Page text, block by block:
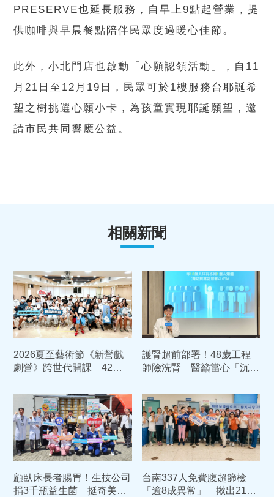
PRESERVE也延長服務，自早上9點起營業，提
供咖啡與早晨餐點陪伴民眾度過暖心佳節。
此外，小北門店也啟動「心願認領活動」，自11
月21日至12月19日，民眾可於1樓服務台耶誕希
望之樹挑選心願小卡，為孩童實現耶誕願望，邀
請市民共同響應公益。
相關新聞
2026夏至藝術節《新營戲
劇營》跨世代開課 42位
護腎超前部署！48歲工程
師險洗腎 醫籲當心「沉默
顧臥床長者腸胃！生技公司
捐3千瓶益生菌 挺奇美居
台南337人免費腹超篩檢
「逾8成異常」 揪出21人